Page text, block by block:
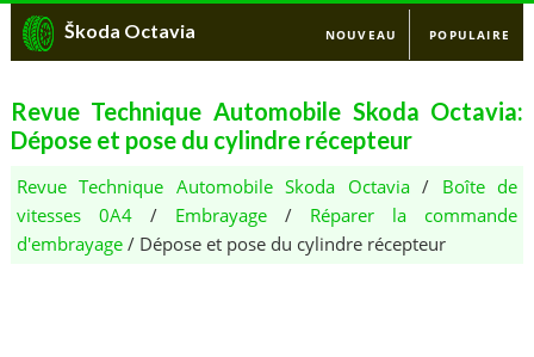
Škoda Octavia NOUVEAU POPULAIRE
Revue Technique Automobile Skoda Octavia:
Dépose et pose du cylindre récepteur
Revue Technique Automobile Skoda Octavia/ Boîte de
vitesses 0A4/ Embrayage / Réparer la commande
d'embrayage/ Dépose et pose du cylindre récepteur